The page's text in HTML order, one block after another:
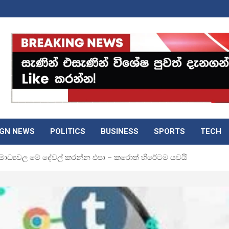
NEWS POLITICS BUSINESS SPORTS TECH
මේ දේවල් කරන්න එපා – කරොත් හිරේටම යවයි